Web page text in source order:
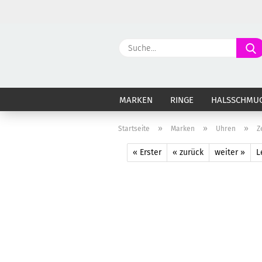
MARKEN RINGE
Startseite » Marken » Uhren »
« Erster « zurück weiter »